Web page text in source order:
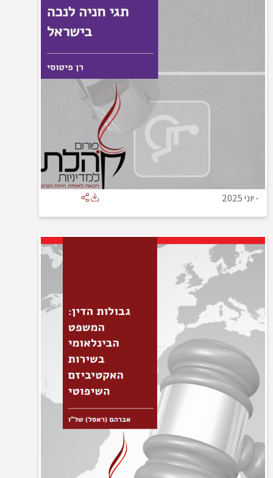
-יוני 2025